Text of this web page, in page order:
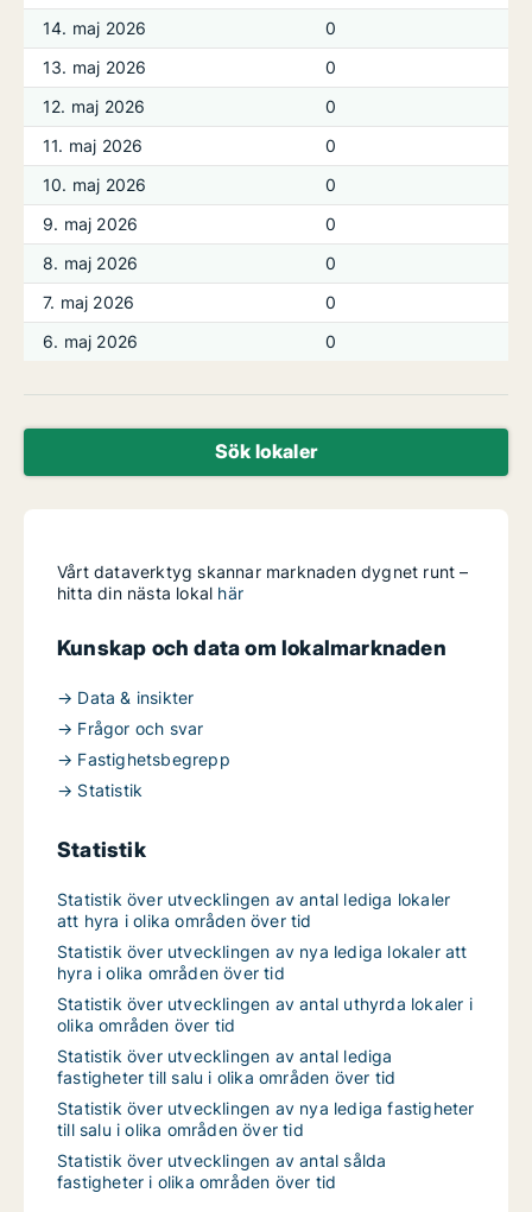
14. maj 2026
0
13. maj 2026
0
12. maj 2026
0
11. maj 2026
0
10. maj 2026
0
9. maj 2026
0
8. maj 2026
0
7. maj 2026
0
6. maj 2026
0
Sök lokaler
Vårt dataverktyg skannar marknaden dygnet runt –
hitta din nästa lokal här
Kunskap och data om lokalmarknaden
→ Data & insikter
→ Frågor och svar
→ Fastighetsbegrepp
→ Statistik
Statistik
Statistik över utvecklingen av antal lediga lokaler
att hyra i olika områden över tid
Statistik över utvecklingen av nya lediga lokaler att
hyra i olika områden över tid
Statistik över utvecklingen av antal uthyrda lokaler i
olika områden över tid
Statistik över utvecklingen av antal lediga
fastigheter till salu i olika områden över tid
Statistik över utvecklingen av nya lediga fastigheter
till salu i olika områden över tid
Statistik över utvecklingen av antal sålda
fastigheter i olika områden över tid